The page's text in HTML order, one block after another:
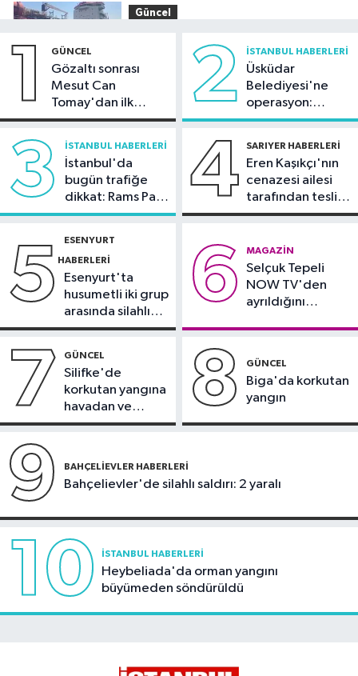
Güncel
Yalova Demirleme Sahası'na alındı
16:26Fındık alım fiyatları belli oldu!
15:57
anlaşmasını duyurdu
ediyor: Uzmandan önemli tavsiyeler
1 GÜNCEL
Gözaltı sonrası
Mesut Can
Tomay'dan ilk
açıklama
2 İSTANBUL HABERLERI
Üsküdar
Belediyesi'ne
operasyon:
Sinem Dedetaş'a
3 İSTANBUL HABERLERI
İstanbul'da
bugün trafiğe
dikkat: Rams Park
çevresinde bazı
4 SARIYER HABERLERI
Eren Kaşıkçı'nın
cenazesi ailesi
tarafından teslim
alındı
5 ESENYURT
HABERLERI
Esenyurt'ta
husumetli iki grup
arasında silahlı
kavga
6 MAGAZIN
Selçuk Tepeli
NOW TV'den
ayrıldığını
7 GÜNCEL
Silifke'de
korkutan yangına
havadan ve
karadan
8 GÜNCEL
Biga'da korkutan
yangın
9 BAHÇELIEVLER HABERLERI
Bahçelievler'de silahlı saldırı: 2 yaralı
10 İSTANBUL HABERLERI
Heybeliada'da orman yangını
büyümeden söndürüldü